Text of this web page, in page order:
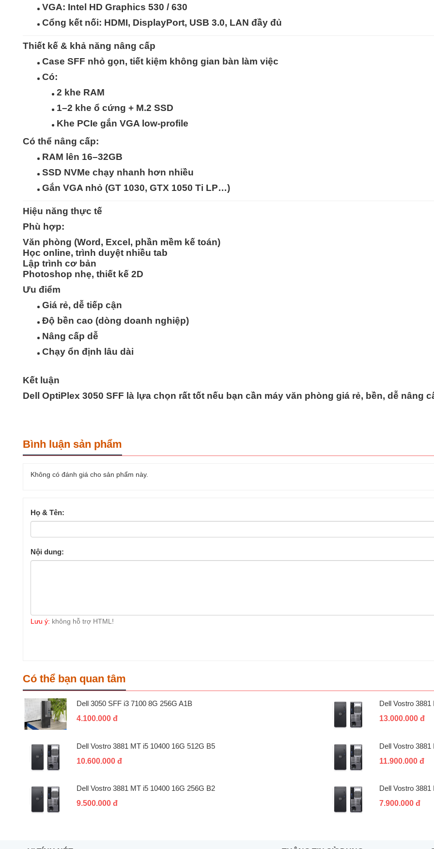
VGA: Intel HD Graphics 530 / 630
Cổng kết nối: HDMI, DisplayPort, USB 3.0, LAN đầy đủ
Thiết kế & khả năng nâng cấp
Case SFF nhỏ gọn, tiết kiệm không gian bàn làm việc
Có:
2 khe RAM
1–2 khe ổ cứng + M.2 SSD
Khe PCIe gắn VGA low-profile
Có thể nâng cấp:
RAM lên 16–32GB
SSD NVMe chạy nhanh hơn nhiều
Gắn VGA nhỏ (GT 1030, GTX 1050 Ti LP…)
Hiệu năng thực tế
Phù hợp:
Văn phòng (Word, Excel, phần mềm kế toán)
Học online, trình duyệt nhiều tab
Lập trình cơ bản
Photoshop nhẹ, thiết kế 2D
Ưu điểm
Giá rẻ, dễ tiếp cận
Độ bền cao (dòng doanh nghiệp)
Nâng cấp dễ
Chạy ổn định lâu dài
Kết luận
Dell OptiPlex 3050 SFF là lựa chọn rất tốt nếu bạn cần máy văn phòng giá rẻ, bền, dễ nâng
Bình luận sản phẩm
Không có đánh giá cho sản phẩm này.
Họ & Tên:
Nội dung:
Lưu ý: không hỗ trợ HTML!
Có thể bạn quan tâm
Dell 3050 SFF i3 7100 8G 256G A1B
4.100.000 đ
Dell Vostro
13.000.000 đ
Dell Vostro 3881 MT i5 10400 16G 512G B5
10.600.000 đ
Dell Vostro
11.900.000 đ
Dell Vostro 3881 MT i5 10400 16G 256G B2
9.500.000 đ
Dell Vostro
7.900.000 đ